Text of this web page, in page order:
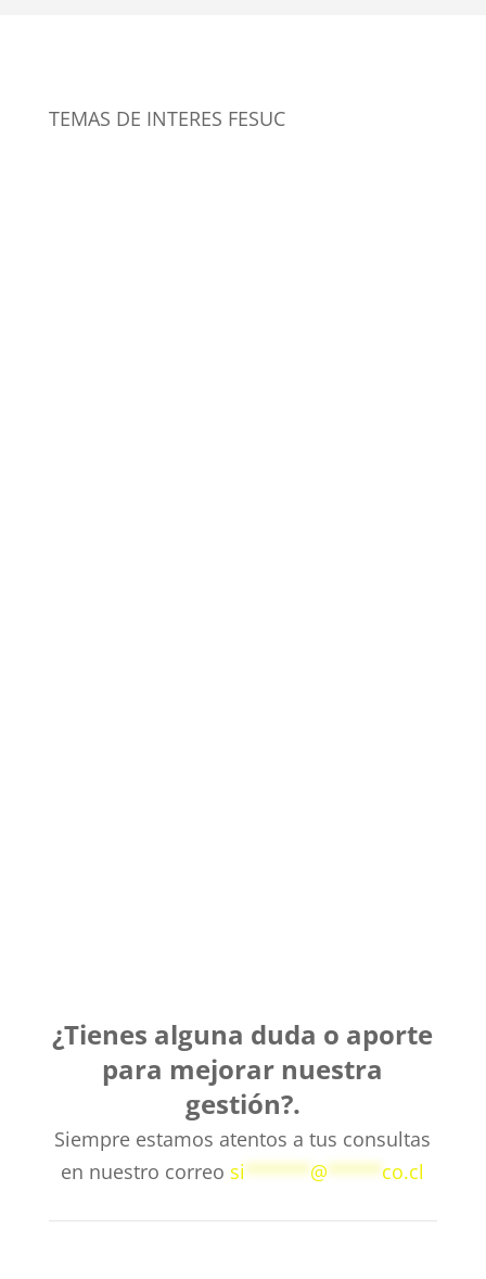
TEMAS DE INTERES FESUC
¿Tienes alguna duda o aporte
para mejorar nuestra
gestión?.
Siempre estamos atentos a tus consultas
en nuestro correo si******@*****co.cl